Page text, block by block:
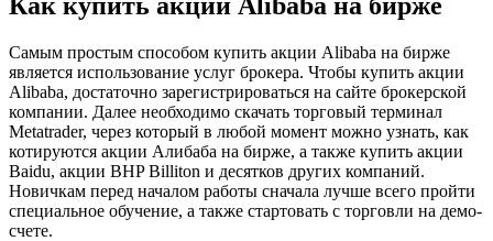
Самым простым способом купить акции Alibaba на бирже
является использование услуг брокера. Чтобы купить акции
Alibaba, достаточно зарегистрироваться на сайте брокерской
компании. Далее необходимо скачать торговый терминал
Metatrader, через который в любой момент можно узнать, как
котируются акции Алибаба на бирже, а также купить акции
Baidu, акции BHP Billiton и десятков других компаний.
Новичкам перед началом работы сначала лучше всего пройти
специальное обучение, а также стартовать с торговли на демо-
счете.